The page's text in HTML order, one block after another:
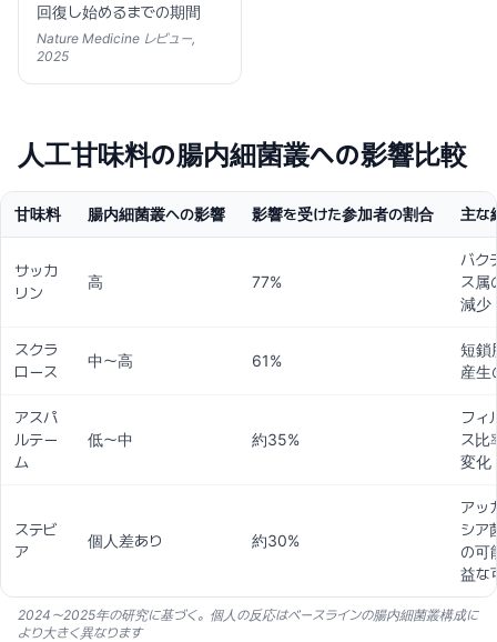
回復し始めるまでの期間
Nature Medicine レビュー,
2025
人工甘味料の腸内細菌叢への影響比較
甘味料 腸内細菌叢への影響 影響を受けた参加者の割合 主な
サッカ
リン
高 77%
バク
ス属
減少
スクラ
ロース
中〜高 61%
短鎖
産生
アスパ
ルテー
ム
低〜中 約35%
フィ
ス比
変化
ステビ
ア
個人差あり 約30%
アッ
シア
の可
益な
2024〜2025年の研究に基づく。個人の反応はベースラインの腸内細菌叢構成に
より大きく異なります